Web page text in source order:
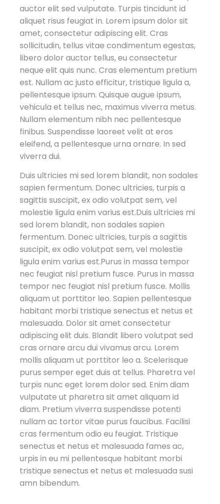
auctor elit sed vulputate. Turpis tincidunt id
aliquet risus feugiat in. Lorem ipsum dolor sit
amet, consectetur adipiscing elit. Cras
sollicitudin, tellus vitae condimentum egestas,
libero dolor auctor tellus, eu consectetur
neque elit quis nunc. Cras elementum pretium
est. Nullam ac justo efficitur, tristique ligula a,
pellentesque ipsum. Quisque augue ipsum,
vehicula et tellus nec, maximus viverra metus.
Nullam elementum nibh nec pellentesque
finibus. Suspendisse laoreet velit at eros
eleifend, a pellentesque urna ornare. In sed
viverra dui.
Duis ultricies mi sed lorem blandit, non sodales
sapien fermentum. Donec ultricies, turpis a
sagittis suscipit, ex odio volutpat sem, vel
molestie ligula enim varius est.Duis ultricies mi
sed lorem blandit, non sodales sapien
fermentum. Donec ultricies, turpis a sagittis
suscipit, ex odio volutpat sem, vel molestie
ligula enim varius est.Purus in massa tempor
nec feugiat nisl pretium fusce. Purus in massa
tempor nec feugiat nisl pretium fusce. Mollis
aliquam ut porttitor leo. Sapien pellentesque
habitant morbi tristique senectus et netus et
malesuada. Dolor sit amet consectetur
adipiscing elit duis. Blandit libero volutpat sed
cras ornare arcu dui vivamus arcu. Lorem
mollis aliquam ut porttitor leo a. Scelerisque
purus semper eget duis at tellus. Pharetra vel
turpis nunc eget lorem dolor sed. Enim diam
vulputate ut pharetra sit amet aliquam id
diam. Pretium viverra suspendisse potenti
nullam ac tortor vitae purus faucibus. Facilisi
cras fermentum odio eu feugiat. Tristique
senectus et netus et malesuada fames ac,
urpis in eu mi pellentesque habitant morbi
tristique senectus et netus et malesuada susi
amn bibendum.